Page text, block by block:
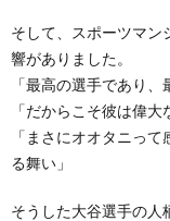
そして、スポーツマン
響がありました。
「最高の選手であり、
「だからこそ彼は偉大
「まさにオオタニっ
る舞い」
そうした大谷選手の人